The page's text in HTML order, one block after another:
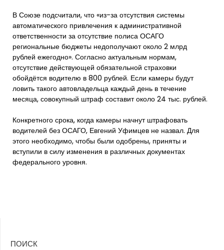
В Союзе подсчитали, что «из-за отсутствия системы
автоматического привлечения к административной
ответственности за отсутствие полиса ОСАГО
региональные бюджеты недополучают около 2 млрд
рублей ежегодно». Согласно актуальным нормам,
отсутствие действующей обязательной страховки
обойдётся водителю в 800 рублей. Если камеры будут
ловить такого автовладельца каждый день в течение
месяца, совокупный штраф составит около 24 тыс. рублей.
Конкретного срока, когда камеры начнут штрафовать
водителей без ОСАГО, Евгений Уфимцев не назвал. Для
этого необходимо, чтобы были одобрены, приняты и
вступили в силу изменения в различных документах
федерального уровня.
ПОИСК